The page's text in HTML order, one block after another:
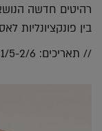
רהיטים חדשה
בין פונקציונליות
// תאריכים: 31/5-2/6. נחמני 39, תל אביב.